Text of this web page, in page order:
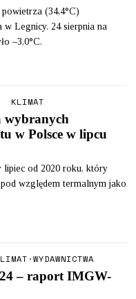
(34,4°C)
w Legnicy. 24 sierpnia na
–3,0°C.
KLIMAT
wybranych
w Polsce w lipcu
lipiec od 2020 roku, który
względem termalnym jako
·WYDAWNICTWA
– raport IMGW-